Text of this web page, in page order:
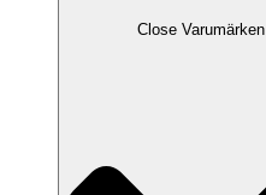
Close Varumärken